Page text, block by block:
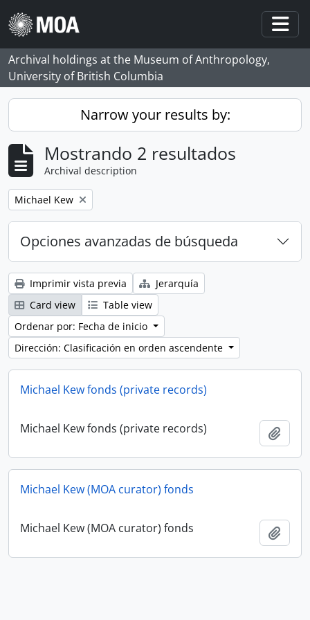
Skip to main content
Archival holdings at the Museum of Anthropology,
University of British Columbia
Narrow your results by:
Mostrando 2 resultados
Archival description
Remove filter:
Michael Kew
Opciones avanzadas de búsqueda
Imprimir vista previa
Jerarquía
Card view
Table view
Ordenar por: Fecha de inicio
Dirección: Clasificación en orden ascendente
Michael Kew fonds (private records)
Michael Kew fonds (private records)
Michael Kew (MOA curator) fonds
Michael Kew (MOA curator) fonds